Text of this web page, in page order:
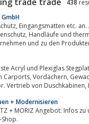
438
GmbH
Acryl und Plexiglas
+ Modernisieren
Infos zu unseren Leistungen,